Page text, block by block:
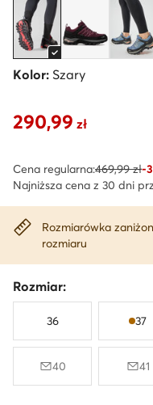
Kolor: Szary
Aktualna cena 290,99 zł
290,99 zł
Cena regularna:469,99 zł-
Najniższa cena z 30 dni
Rozmiarówka
rozmiaru
Rozmiar:
36 37
40 41